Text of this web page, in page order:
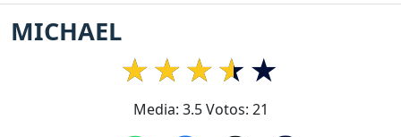
MICHAEL
Media: 3.5Votos: 21